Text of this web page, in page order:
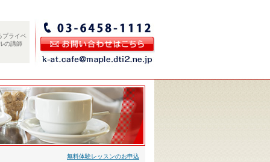
プライベ
の講師
無料体験レッスンのお申込